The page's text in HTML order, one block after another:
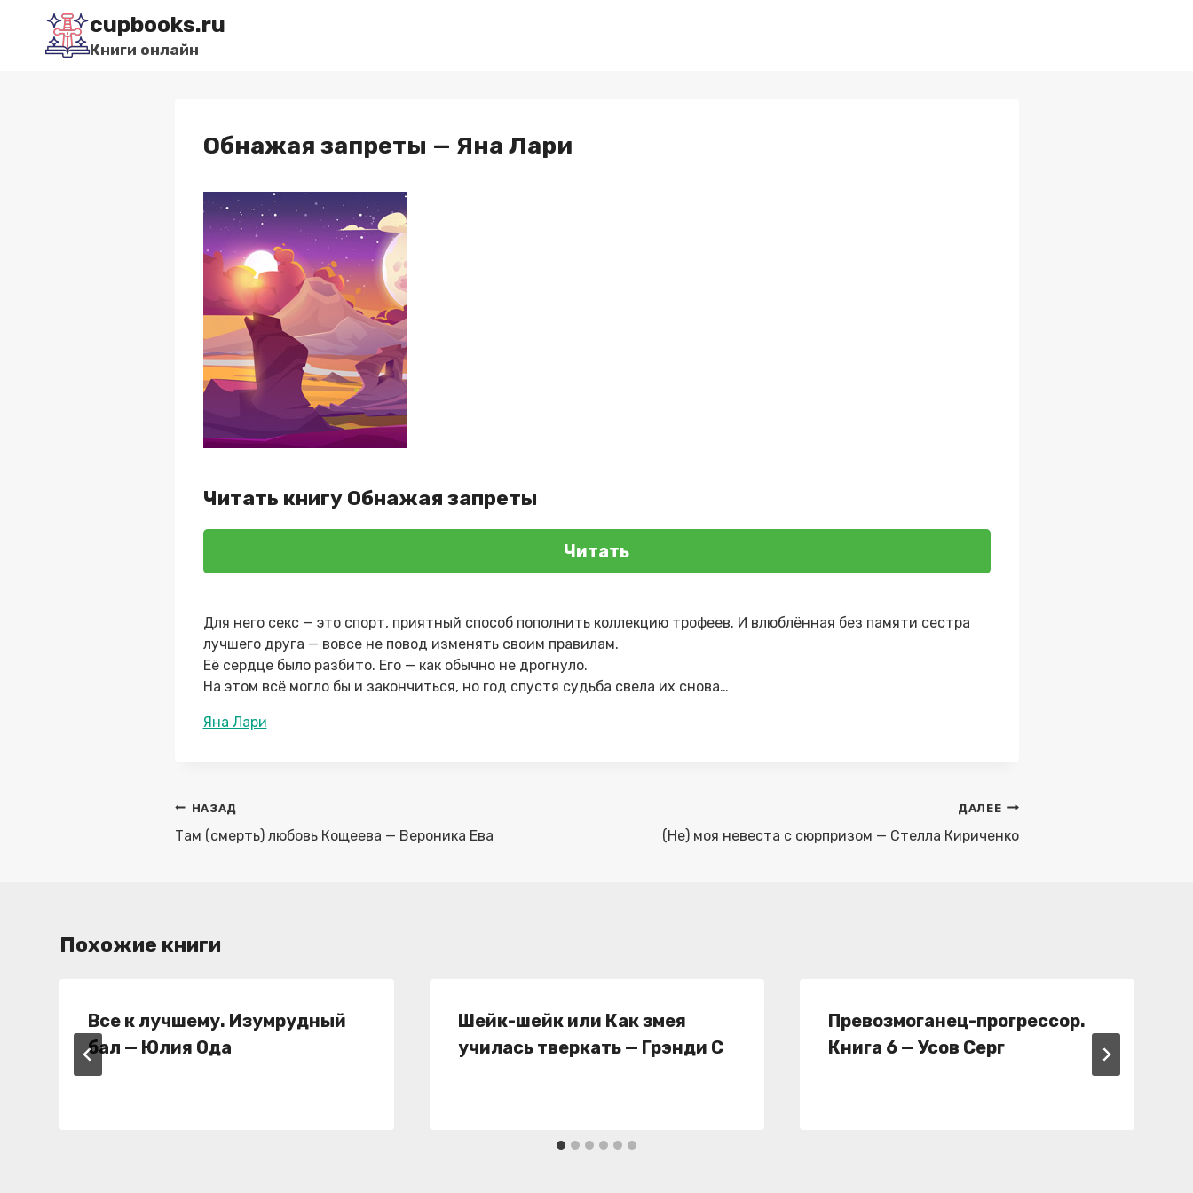
Перейти
содержимому
cupbooks.ru
Книги онлайн
Обнажая запреты — Яна Лари
Читать книгу Обнажая запреты
Читать
Для него секс — это спорт, приятный способ пополнить коллекцию трофеев. И влюблённая без памяти сестра
лучшего друга — вовсе не повод изменять своим правилам.
Её сердце было разбито. Его — как обычно не дрогнуло.
На этом всё могло бы и закончиться, но год спустя судьба свела их снова…
Метки
Яна Лари
Навигация
по
НАЗАД
Там (смерть) любовь Кощеева — Вероника Ева
ДАЛЕЕ
(Не) моя невеста с сюрпризом — Стелла Кириченко
Похожие книги
Все к лучшему. Изумрудный
бал — Юлия Ода
Шейк-шейк или Как змея
училась тверкать — Грэнди С
Превозмоганец-прогрессор.
Книга 6 — Усов Серг